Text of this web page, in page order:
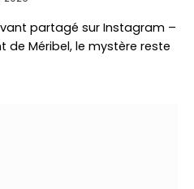
partagé sur Instagram –
de Méribel, le mystère reste